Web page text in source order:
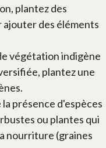
plantez des
ajouter des éléments
végétation indigène
plantez une
la présence d'espèces
ou plantes qui
nourriture (graines